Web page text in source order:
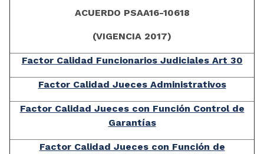
ACUERDO PSAA16-10618
(VIGENCIA 2017)
Factor Calidad Funcionarios Judiciales Art 30
Factor Calidad Jueces Administrativos
Factor Calidad Jueces con Función Control de
Garantías
Factor Calidad Jueces con Función de